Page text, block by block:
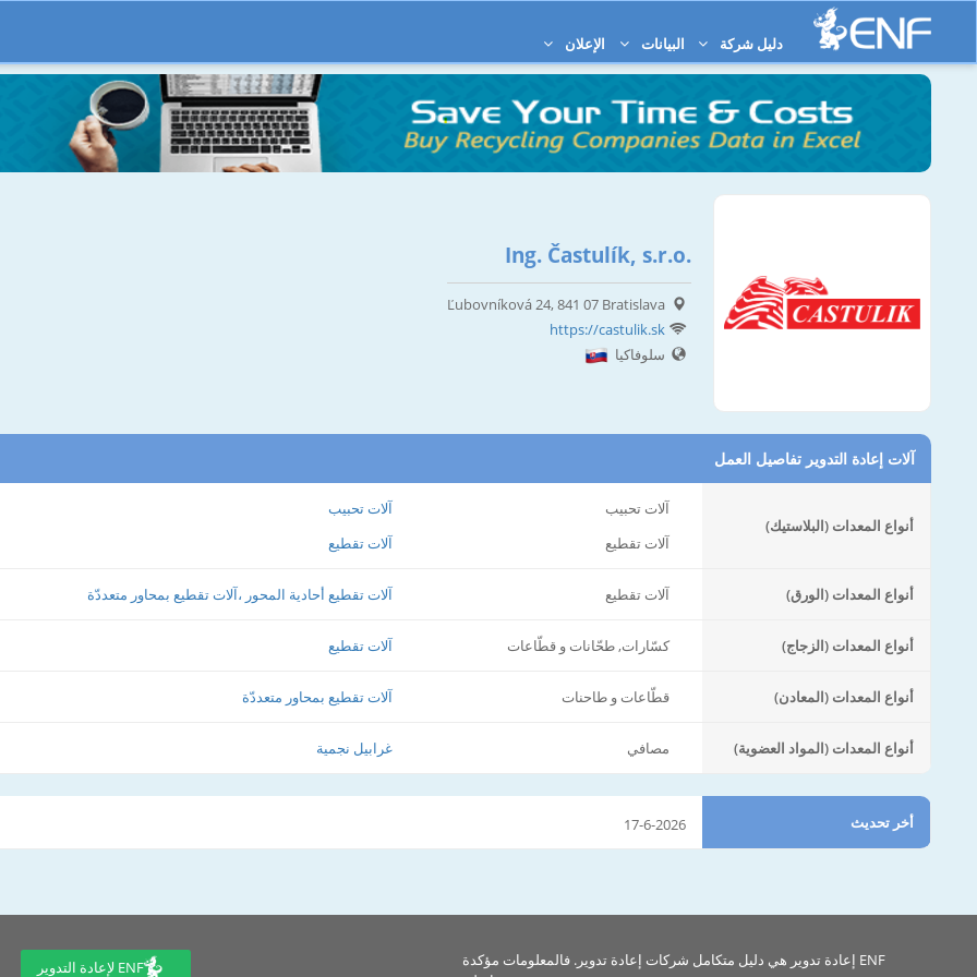
دليل شركة البيانات الإعلان
Ing. Častulík, s.r.o.
Ľubovníková 24, 841 07 Bratislava
https://castulik.sk
سلوفاكيا
آلات إعادة التدوير تفاصيل العمل
أنواع المعدات (البلاستيك)
آلات تحبيب
آلات تحبيب
آلات تقطيع
آلات تقطيع
أنواع المعدات (الورق) آلات تقطيع آلات تقطيع أحادية المحور ،آلات تقطيع بمحاور متعددّة
أنواع المعدات (الزجاج) كسّارات, طحّانات و قطّاعات آلات تقطيع
أنواع المعدات (المعادن) قطّاعات و طاحنات آلات تقطيع بمحاور متعددّة
أنواع المعدات (المواد العضوية) مصافي غرابيل نجمية
أخر تحديث 17-6-2026
ENF إعادة تدوير هي دليل متكامل شركات إعادة تدوير. فالمعلومات مؤكدة
ENF لإعادة التدوير